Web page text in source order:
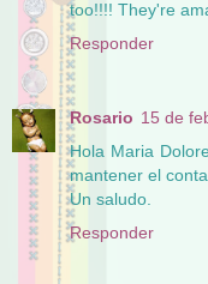
too!!!! They're
Responder
Rosario 15 de
Hola Maria
mantener el
Un saludo.
Responder